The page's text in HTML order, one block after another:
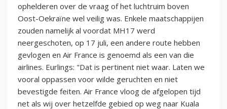
ophelderen over de vraag of het luchtruim boven
Oost-Oekraïne wel veilig was. Enkele maatschappijen
zouden namelijk al voordat MH17 werd
neergeschoten, op 17 juli, een andere route hebben
gevlogen en Air France is genoemd als een van die
airlines. Eurlings: "Dat is pertinent niet waar. Laten we
vooral oppassen voor wilde geruchten en niet
bevestigde feiten. Air France vloog de afgelopen tijd
net als wij over hetzelfde gebied op weg naar Kuala